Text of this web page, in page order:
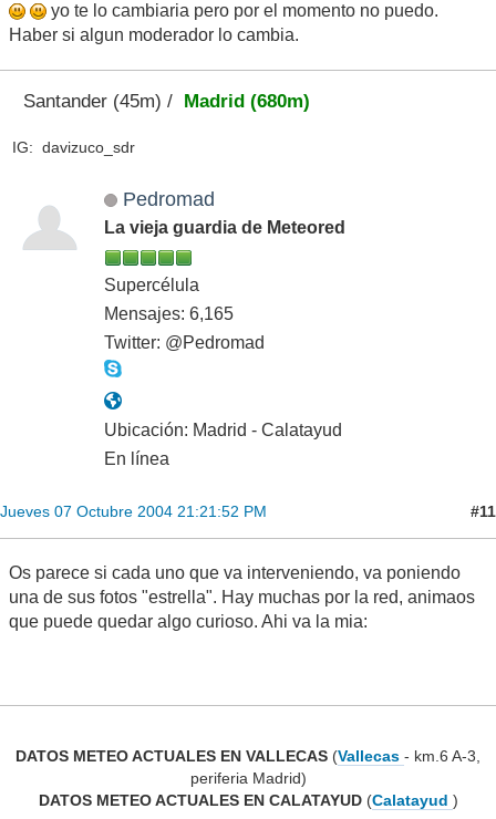
yo te lo cambiaria pero por el momento no puedo.
Haber si algun moderador lo cambia.
Santander (45m) / Madrid (680m)
IG: davizuco_sdr
Pedromad
La vieja guardia de Meteored
Supercélula
Mensajes: 6,165
Twitter: @Pedromad
Ubicación: Madrid - Calatayud
En línea
Jueves 07 Octubre 2004 21:21:52 PM #11
Os parece si cada uno que va interveniendo, va poniendo
una de sus fotos "estrella". Hay muchas por la red, animaos
que puede quedar algo curioso. Ahi va la mia:
DATOS METEO ACTUALES EN VALLECAS (Vallecas - km.6 A-3,
periferia Madrid)
DATOS METEO ACTUALES EN CALATAYUD(Calatayud )